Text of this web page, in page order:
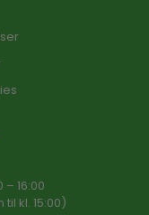
16​:00
kl. 15:00)​